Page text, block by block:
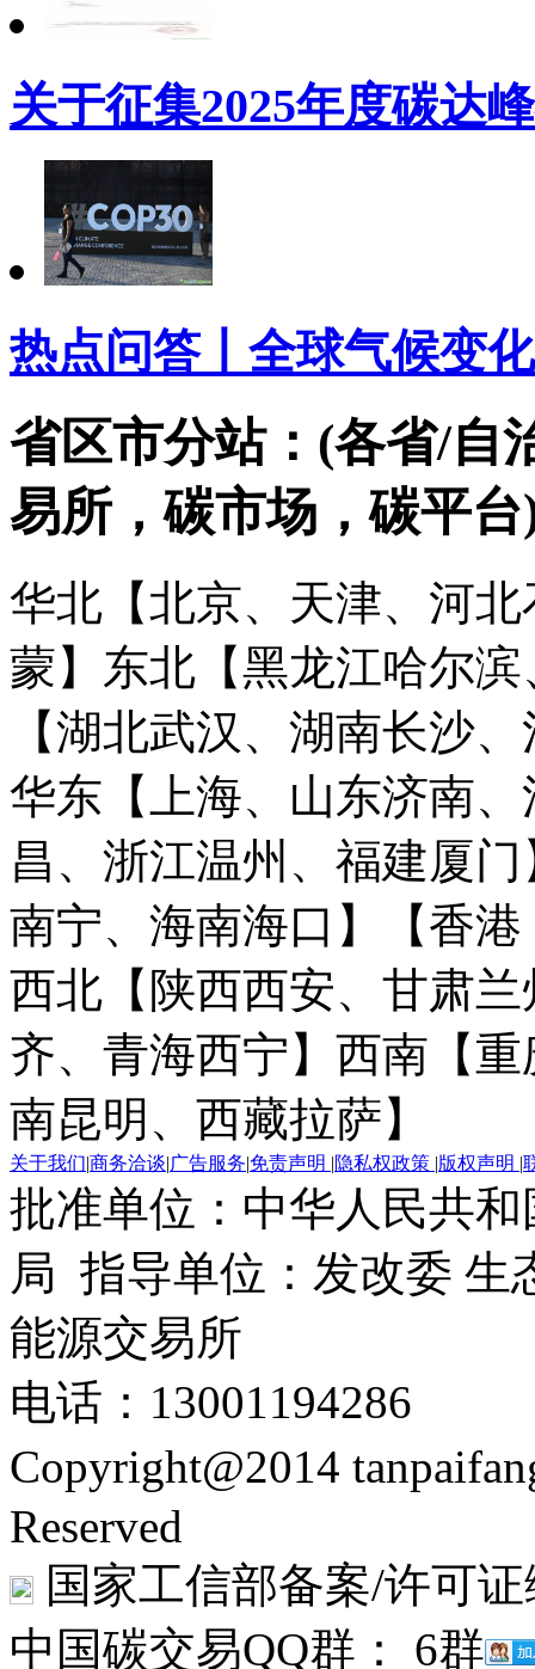
关于征集2025年度碳达
热点问答丨全球气候变
省区市分站：(各省/自
易所，碳市场，碳平台
华北【北京、天津、河
蒙】 东北【黑龙江哈尔
【湖北武汉、湖南长沙
华东【上海、山东济南
昌、浙江温州、福建厦门
南宁、海南海口】
【香
西北【陕西西安、甘肃
齐、青海西宁】 西南【
南昆明、西藏拉萨】
关于我们|商务洽谈|广告服务|免责声明 |隐私权政策 |版权声明 |
批准单位：中华人民共
局 指导单位：发改委 生
能源交易所
电话：13001194286
Copyright@2014
Reserved
国家工信部备案/许可
中国碳交易QQ群： 6群